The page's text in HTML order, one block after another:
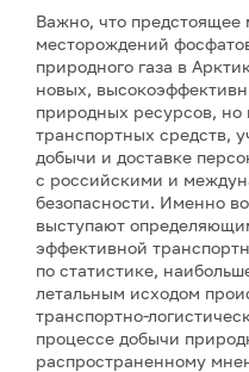
Важно, что предстоящее
месторождений
природного газа в
новых,
природных ресурсов,
транспортных средств,
добычи и доставке
с российскими и
безопасности. Именно
выступают
эффективной
по статистике,
летальным исходом
транспортно-
процессе добычи
распространенному